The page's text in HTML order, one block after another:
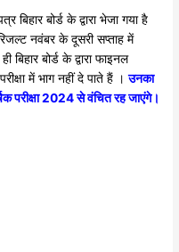
बिहार बोर्ड के द्वारा भेजा गया है
नवंबर के दूसरी सप्ताह में
बिहार बोर्ड के द्वारा फाइनल
में भाग नहीं दे पाते हैं ।उनका
परीक्षा 2024 से वंचित रह जाएंगे।